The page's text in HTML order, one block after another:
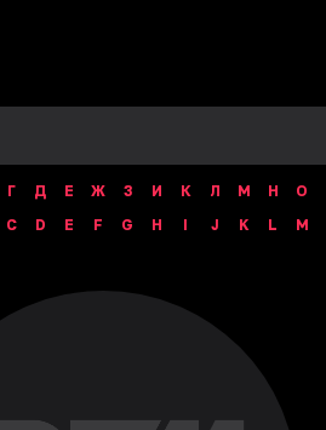
Г Д Е Ж З И К Л М Н О
C D E F G H I J K L M